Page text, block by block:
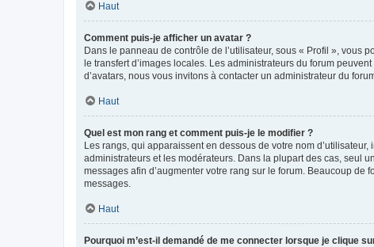
Haut
Comment puis-je afficher un avatar ?
Dans le panneau de contrôle de l’utilisateur, sous « Profil », vous
le transfert d’images locales. Les administrateurs du forum
d’avatars, nous vous invitons à contacter un administrateur du
Haut
Quel est mon rang et comment puis-je le modifier ?
Les rangs, qui apparaissent en dessous de votre nom
administrateurs et les modérateurs. Dans la plupart des cas, seul
messages afin d’augmenter votre rang sur le forum. Beaucoup
messages.
Haut
Pourquoi m’est-il demandé de me connecter lorsque je clique